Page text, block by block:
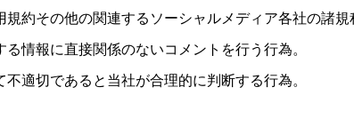
規約その他の関連するソーシャルメディア各社の諸規
情報に直接関係のないコメントを行う行為。
適切であると当社が合理的に判断する行為。